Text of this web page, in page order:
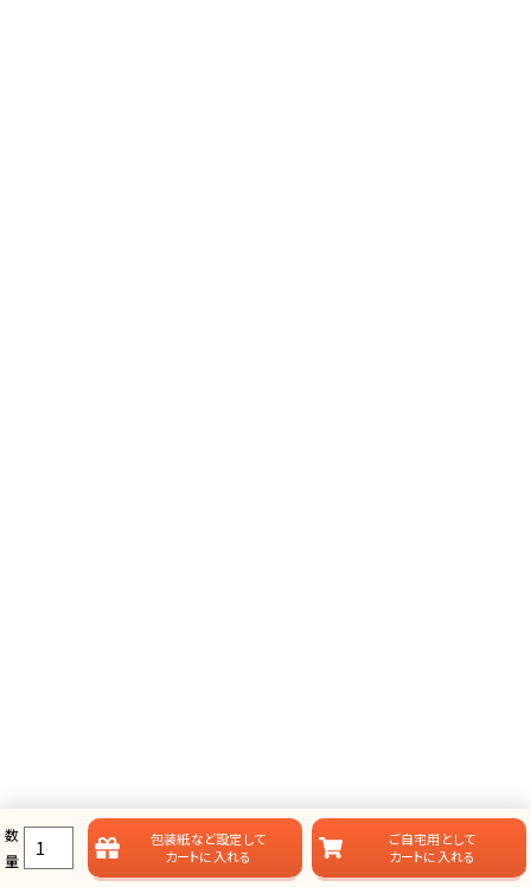
数
量
包装紙など設定して
カートに入れる
ご自宅用として
カートに入れる